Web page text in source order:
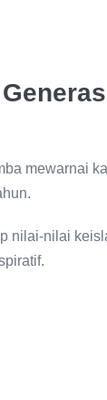
mewarnai
nilai-nilai